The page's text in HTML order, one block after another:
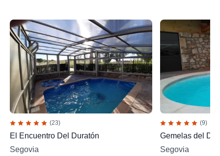
(23)
El Encuentro Del Duratón
Segovia
(9)
Gemelas del
Segovia